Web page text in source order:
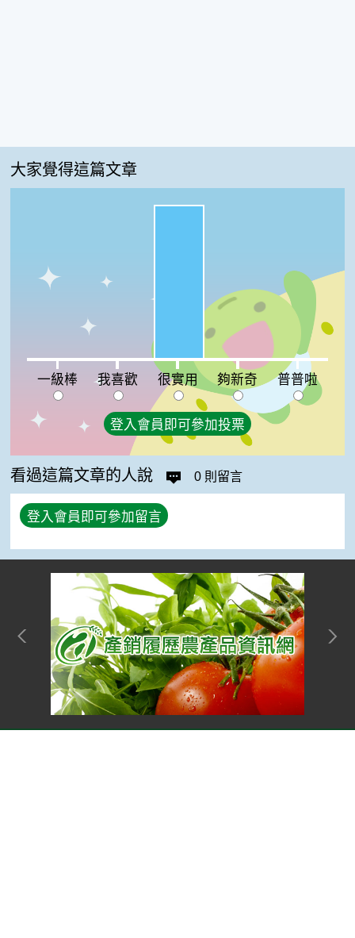
大家覺得這篇文章
一級棒:0% 我喜歡:0% 夠新奇:0%普普啦:0%
一級棒 我喜歡 很實用 夠新奇 普普啦
登入會員即可參加投票
看過這篇文章的人說 0 則留言
登入會員即可參加留言